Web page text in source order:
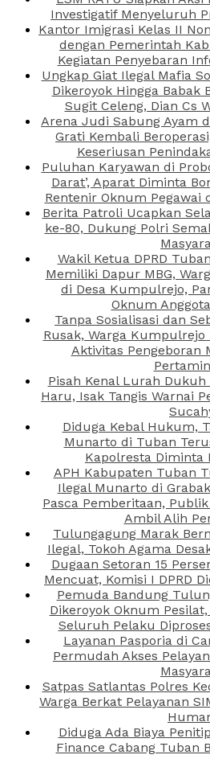
Investigatif Menyeluruh
Kantor Imigrasi Kelas II
dengan Pemerintah
Kegiatan Penyebaran
Ungkap Giat Ilegal Mafia
Dikeroyok Hingga Babak
Sugit Celeng, Dian Cs
Arena Judi Sabung Ayam
Grati Kembali
Keseriusan
Puluhan Karyawan di
Darat’, Aparat Diminta
Rentenir Oknum Pegawai
Berita Patroli Ucapkan
ke-80, Dukung Polri
Wakil Ketua DPRD
Memiliki Dapur MBG,
di Desa Kumpulrejo,
Oknum
Tanpa Sosialisasi dan
Rusak, Warga
Aktivitas Pengeboran
Pisah Kenal Lurah
Haru, Isak Tangis Warnai
Diduga Kebal Hukum,
Munarto di Tuban
Kapolresta Diminta
APH Kabupaten Tuban
Ilegal Munarto di
Pasca Pemberitaan,
Ambil Alih
Tulungagung Marak
Ilegal, Tokoh Agama
Dugaan Setoran 15
Mencuat, Komisi I DPRD
Pemuda Bandung
Dikeroyok Oknum
Seluruh Pelaku
Layanan Pasporia di
Permudah Akses
Satpas Satlantas Polres
Warga Berkat Pelayanan
Diduga Ada Biaya
Finance Cabang Tuban